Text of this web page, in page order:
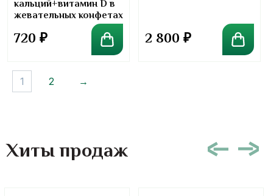
кальций+витамин D в
жевательных конфетах
вкусом
720 ₽ 2 800 ₽
1 2 →
Хиты продаж